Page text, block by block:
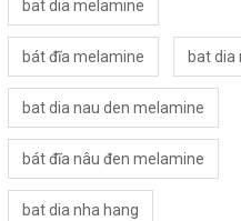
bat dia melamine
bát đĩa melamine bat dia
bat dia nau den melamine
bát đĩa nâu đen melamine
bat dia nha hang